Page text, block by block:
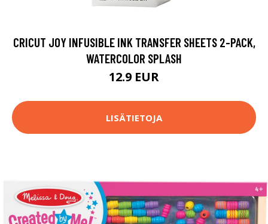
CRICUT JOY INFUSIBLE INK TRANSFER SHEETS 2-PACK,
WATERCOLOR SPLASH
12.9 EUR
LISÄTIETOJA